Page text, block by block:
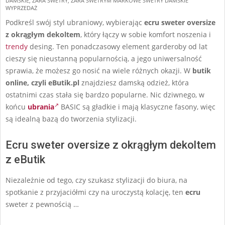
WYPRZEDAŻ
Podkreśl swój styl ubraniowy, wybierając ecru sweter oversize
z okrągłym dekoltem, który łączy w sobie komfort noszenia i
trendy desing. Ten ponadczasowy element garderoby od lat
cieszy się nieustanną popularnością, a jego uniwersalność
sprawia, że możesz go nosić na wiele różnych okazji. W butik
online, czyli eButik.pl znajdziesz damską odzież, która
ostatnimi czas stała się bardzo popularne. Nic dziwnego, w
końcu ubrania
BASIC są gładkie i mają klasyczne fasony, więc
są idealną bazą do tworzenia stylizacji.
Ecru sweter oversize z okrągłym dekoltem
z eButik
Niezależnie od tego, czy szukasz stylizacji do biura, na
spotkanie z przyjaciółmi czy na uroczystą kolację, ten ecru
sweter z pewnością …